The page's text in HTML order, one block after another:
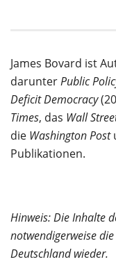
James Bovard ist
darunterPublic
Deficit Democracy
Times, das Wall
die Washington Post
Publikationen.
Hinweis: Die Inhalte
notwendigerweise
Deutschland wieder.